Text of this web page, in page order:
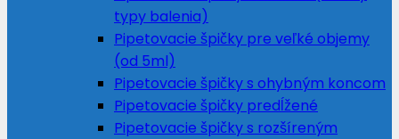
typy balenia)
Pipetovacie špičky pre veľké objemy
(od 5ml)
Pipetovacie špičky s ohybným koncom
Pipetovacie špičky predĺžené
Pipetovacie špičky s rozšíreným